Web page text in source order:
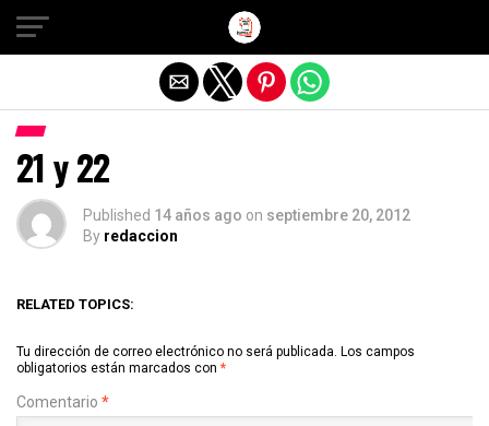
21 y 22
Published 14 años ago on septiembre 20, 2012
By redaccion
RELATED TOPICS:
Tu dirección de correo electrónico no será publicada. Los campos
obligatorios están marcados con *
Comentario *
Salir de la versión móvil